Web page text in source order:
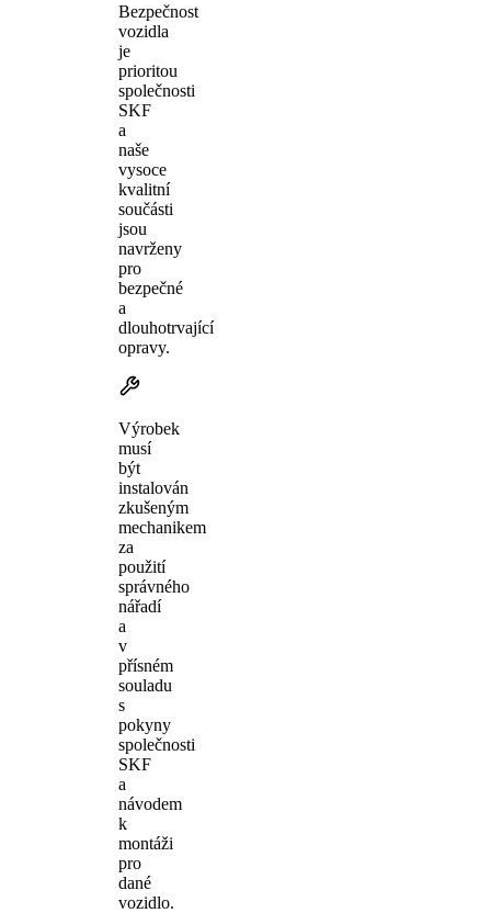
Bezpečnost
vozidla
je
prioritou
společnosti
SKF
a
naše
vysoce
kvalitní
součásti
jsou
navrženy
pro
bezpečné
a
dlouhotrvající
opravy.
Výrobek
musí
být
instalován
zkušeným
mechanikem
za
použití
správného
nářadí
a
v
přísném
souladu
s
pokyny
společnosti
SKF
a
návodem
k
montáži
pro
dané
vozidlo.